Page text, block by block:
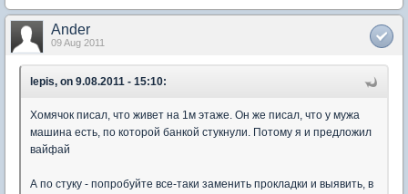
Ander
09 Aug 2011
lepis, on 9.08.2011 - 15:10:
Хомячок писал, что живет на 1м этаже. Он же писал, что у мужа
машина есть, по которой банкой стукнули. Потому я и предложил
вайфай
А по стуку - попробуйте все-таки заменить прокладки и выявить, в